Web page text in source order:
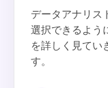
データアナリス
選択できるよう
を詳しく見てい
す。